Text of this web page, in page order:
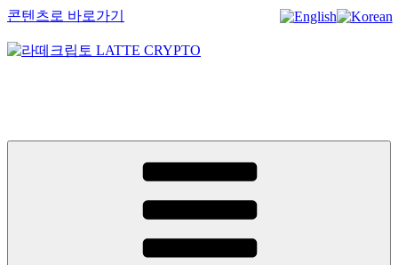
콘텐츠로 바로가기